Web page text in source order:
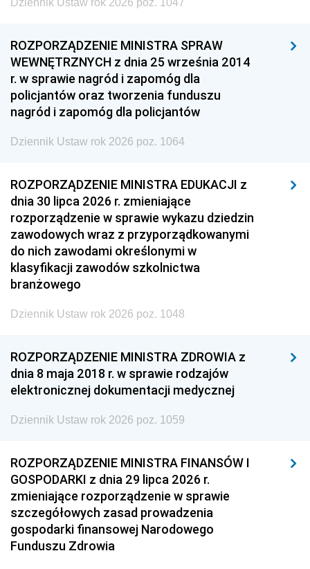
Dziennik Ustaw rok 2026 poz. 1047
ROZPORZĄDZENIE MINISTRA SPRAW
WEWNĘTRZNYCH z dnia 25 września 2014
r. w sprawie nagród i zapomóg dla
policjantów oraz tworzenia funduszu
nagród i zapomóg dla policjantów
Dziennik Ustaw rok 2026 poz. 1064
ROZPORZĄDZENIE MINISTRA EDUKACJI z
dnia 30 lipca 2026 r. zmieniające
rozporządzenie w sprawie wykazu dziedzin
zawodowych wraz z przyporządkowanymi
do nich zawodami określonymi w
klasyfikacji zawodów szkolnictwa
branżowego
Dziennik Ustaw rok 2026 poz. 1048
ROZPORZĄDZENIE MINISTRA ZDROWIA z
dnia 8 maja 2018 r. w sprawie rodzajów
elektronicznej dokumentacji medycznej
Dziennik Ustaw rok 2026 poz. 1059
ROZPORZĄDZENIE MINISTRA FINANSÓW I
GOSPODARKI z dnia 29 lipca 2026 r.
zmieniające rozporządzenie w sprawie
szczegółowych zasad prowadzenia
gospodarki finansowej Narodowego
Funduszu Zdrowia